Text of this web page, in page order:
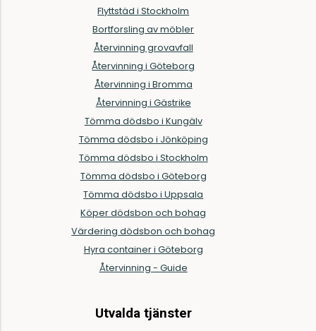
Flyttstäd i Stockholm
Bortforsling av möbler
Återvinning grovavfall
Återvinning i Göteborg
Återvinning i Bromma
Återvinning i Gästrike
Tömma dödsbo i Kungälv
Tömma dödsbo i Jönköping
Tömma dödsbo i Stockholm
Tömma dödsbo i Göteborg
Tömma dödsbo i Uppsala
Köper dödsbon och bohag
Värdering dödsbon och bohag
Hyra container i Göteborg
Återvinning - Guide
Utvalda tjänster